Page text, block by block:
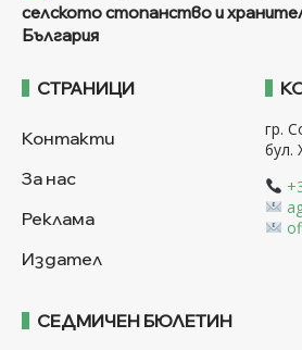
селското стопанство и
България
СТРАНИЦИ
Контакти
За нас
Реклама
Издател
гр.
бул.
СЕДМИЧЕН БЮЛЕТИН